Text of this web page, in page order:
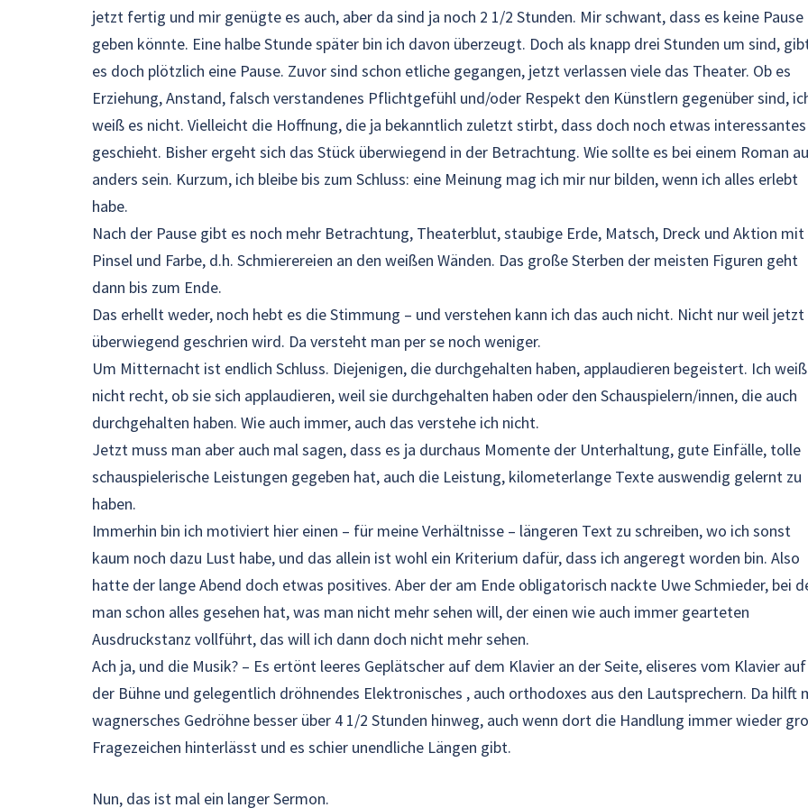
jetzt fertig und mir genügte es auch, aber da sind ja noch 2 1/2 Stunden. Mir schwant, dass es keine Pause
geben könnte. Eine halbe Stunde später bin ich davon überzeugt. Doch als knapp drei Stunden um sind,
es doch plötzlich eine Pause. Zuvor sind schon etliche gegangen, jetzt verlassen viele das Theater. Ob es
Erziehung, Anstand, falsch verstandenes Pflichtgefühl und/oder Respekt den Künstlern gegenüber sind,
weiß es nicht. Vielleicht die Hoffnung, die ja bekanntlich zuletzt stirbt, dass doch noch etwas interessantes
geschieht. Bisher ergeht sich das Stück überwiegend in der Betrachtung. Wie sollte es bei einem Roman
anders sein. Kurzum, ich bleibe bis zum Schluss: eine Meinung mag ich mir nur bilden, wenn ich alles erlebt
habe.
Nach der Pause gibt es noch mehr Betrachtung, Theaterblut, staubige Erde, Matsch, Dreck und Aktion mit
Pinsel und Farbe, d.h. Schmierereien an den weißen Wänden. Das große Sterben der meisten Figuren geht
dann bis zum Ende.
Das erhellt weder, noch hebt es die Stimmung – und verstehen kann ich das auch nicht. Nicht nur weil jetzt
überwiegend geschrien wird. Da versteht man per se noch weniger.
Um Mitternacht ist endlich Schluss. Diejenigen, die durchgehalten haben, applaudieren begeistert. Ich weiß
nicht recht, ob sie sich applaudieren, weil sie durchgehalten haben oder den Schauspielern/innen, die auch
durchgehalten haben. Wie auch immer, auch das verstehe ich nicht.
Jetzt muss man aber auch mal sagen, dass es ja durchaus Momente der Unterhaltung, gute Einfälle, tolle
schauspielerische Leistungen gegeben hat, auch die Leistung, kilometerlange Texte auswendig gelernt zu
haben.
Immerhin bin ich motiviert hier einen – für meine Verhältnisse – längeren Text zu schreiben, wo ich sonst
kaum noch dazu Lust habe, und das allein ist wohl ein Kriterium dafür, dass ich angeregt worden bin. Also
hatte der lange Abend doch etwas positives. Aber der am Ende obligatorisch nackte Uwe Schmieder, bei
man schon alles gesehen hat, was man nicht mehr sehen will, der einen wie auch immer gearteten
Ausdruckstanz vollführt, das will ich dann doch nicht mehr sehen.
Ach ja, und die Musik? – Es ertönt leeres Geplätscher auf dem Klavier an der Seite, eliseres vom Klavier auf
der Bühne und gelegentlich dröhnendes Elektronisches , auch orthodoxes aus den Lautsprechern. Da hilft
wagnersches Gedröhne besser über 4 1/2 Stunden hinweg, auch wenn dort die Handlung immer wieder
Fragezeichen hinterlässt und es schier unendliche Längen gibt.
Nun, das ist mal ein langer Sermon.